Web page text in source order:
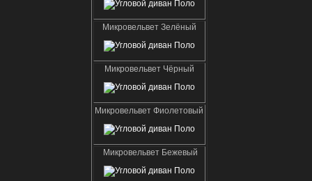
Микровельвет Зелёный
Микровельвет Чёрный
Микровельвет Фиолетовый
Микровельвет Бежевый